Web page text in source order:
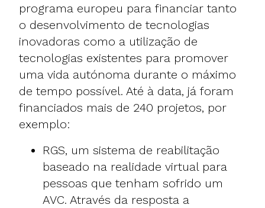
programa europeu para financiar tanto
o desenvolvimento de tecnologias
inovadoras como a utilização de
tecnologias existentes para promover
uma vida autónoma durante o máximo
de tempo possível. Até à data, já foram
financiados mais de 240 projetos, por
exemplo:
RGS, um sistema de reabilitação
baseado na realidade virtual para
pessoas que tenham sofrido um
AVC. Através da resposta a